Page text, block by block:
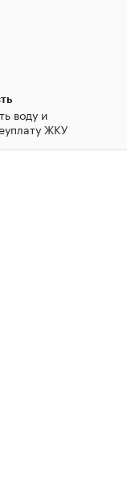
воду и
ЖКУ